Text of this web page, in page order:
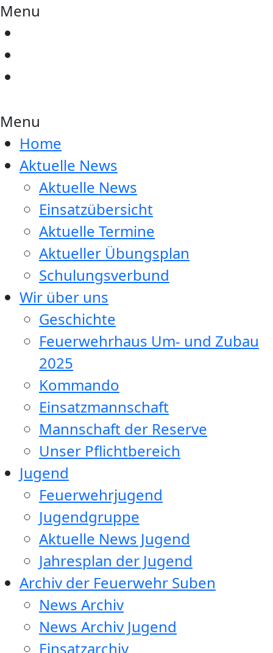
Menu
Menu
Home
Aktuelle News
Aktuelle News
Einsatzübersicht
Aktuelle Termine
Aktueller Übungsplan
Schulungsverbund
Wir über uns
Geschichte
Feuerwehrhaus Um- und Zubau
2025
Kommando
Einsatzmannschaft
Mannschaft der Reserve
Unser Pflichtbereich
Jugend
Feuerwehrjugend
Jugendgruppe
Aktuelle News Jugend
Jahresplan der Jugend
Archiv der Feuerwehr Suben
News Archiv
News Archiv Jugend
Einsatzarchiv